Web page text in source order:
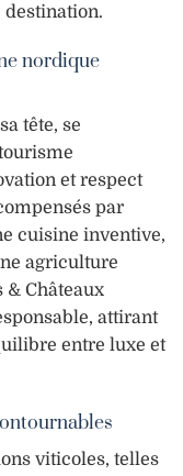
destination.
nordique
tête, se
et respect
par
cuisine inventive,
agriculture
& Châteaux
attirant
entre luxe et
viticoles, telles